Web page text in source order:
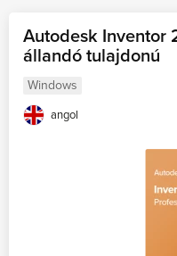
Autodesk Inventor
állandó tulajdonú
Windows
angol